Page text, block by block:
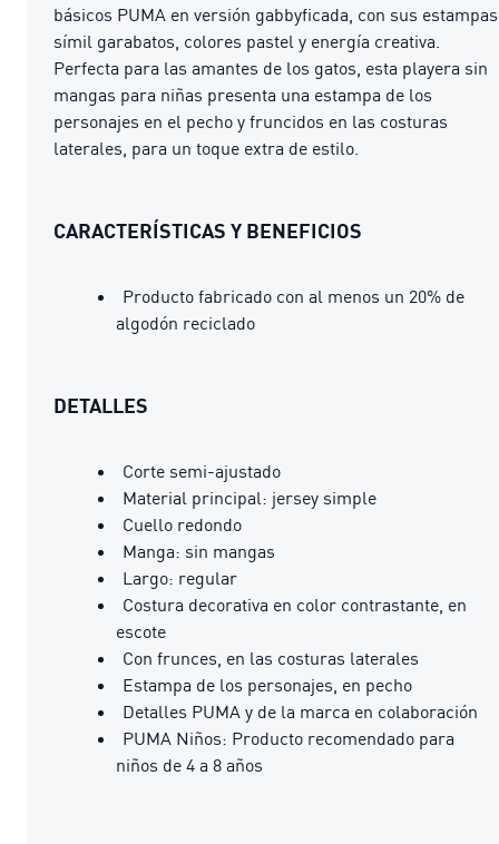
básicos PUMA en versión gabbyficada, con sus estampas
símil garabatos, colores pastel y energía creativa.
Perfecta para las amantes de los gatos, esta playera sin
mangas para niñas presenta una estampa de los
personajes en el pecho y fruncidos en las costuras
laterales, para un toque extra de estilo.
CARACTERÍSTICAS Y BENEFICIOS
Producto fabricado con al menos un 20% de
algodón reciclado
DETALLES
Corte semi-ajustado
Material principal: jersey simple
Cuello redondo
Manga: sin mangas
Largo: regular
Costura decorativa en color contrastante, en
escote
Con frunces, en las costuras laterales
Estampa de los personajes, en pecho
Detalles PUMA y de la marca en colaboración
PUMA Niños: Producto recomendado para
niños de 4 a 8 años